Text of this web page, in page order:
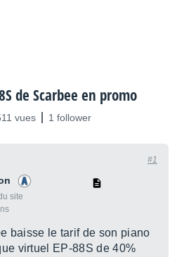
de Scarbee en promo
vues 1 follower
site
#1
baisse le tarif de son piano
virtuel EP-88S de 40%